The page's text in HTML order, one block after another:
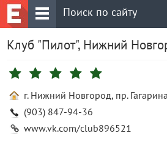
Клуб "Пилот", Нижний
г. Нижний Новгород, пр.
(903) 847-94-36
www.vk.com/club896521